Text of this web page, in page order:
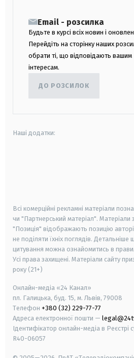
Email - розсилка
Будьте в курсі всіх новин і
Перейдіть на сторінку наших
обрати ті, що відповідають вашим
інтересам.
ДО РОЗСИЛОК
Наші додатки:
Всі комерційні рекламні матеріали
чи "Партнерський матеріал". Матеріали
"Позиція" відображають позицію
не поділяти їхніх поглядів.
цитування можна ознайомитись в
Усі права захищені. Матеріали сайту
року (21+)
Онлайн-медіа «24 Канал»
пл. Галицька, буд. 15, м. Львів, 79008
Телефон +380 (32) 229-77-77
Адреса електронної пошти —
Ідентифікатор онлайн-медіа в Реєстрі
R40-06057